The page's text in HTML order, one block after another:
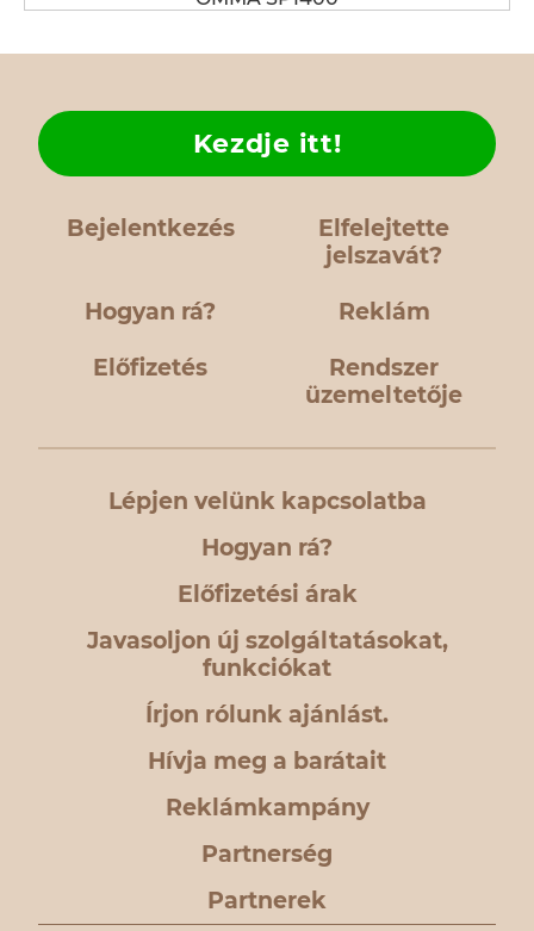
Bejelentkezés
Elfelejtette
jelszavát?
Hogyan rá?
Kezdje itt!
Reklám
Előfizetés
Rendszer
üzemeltetője
Lépjen velünk kapcsolatba
Hogyan rá?
Előfizetési árak
Javasoljon új szolgáltatásokat,
funkciókat
Írjon rólunk ajánlást.
Hívja meg a barátait
Reklámkampány
Partnerség
Partnerek